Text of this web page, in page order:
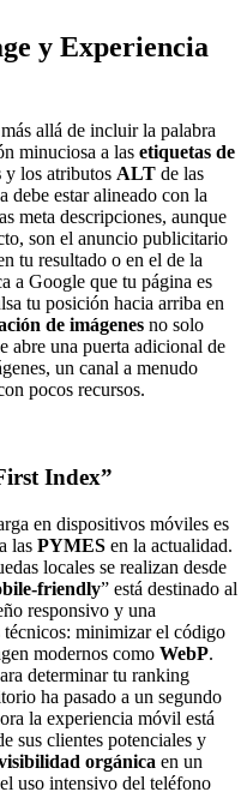
y Experiencia
allá de incluir la palabra
minuciosa a las etiquetas de
y los atributos ALT de las
debe estar alineado con la
meta descripciones, aunque
son el anuncio publicitario
tu resultado o en el de la
a Google que tu página es
tu posición hacia arriba en
de imágenes no solo
abre una puerta adicional de
un canal a menudo
pocos recursos.
Index”
en dispositivos móviles es
las PYMES en la actualidad.
locales se realizan desde
friendly” está destinado al
responsivo y una
minimizar el código
modernos como WebP.
determinar tu ranking
ha pasado a un segundo
la experiencia móvil está
sus clientes potenciales y
orgánica en un
uso intensivo del teléfono